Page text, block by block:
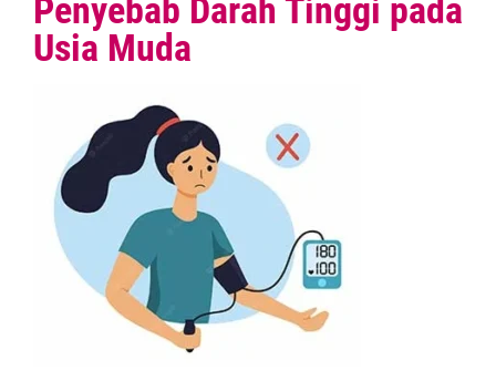
Penyebab Darah Tinggi pada
Usia Muda